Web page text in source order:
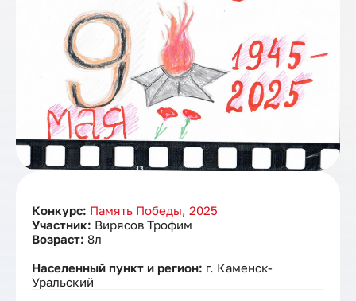
Конкурс: Память Победы, 2025
Участник: Вирясов Трофим
Возраст: 8л
Населенный пункт и регион: г. Каменск-
Уральский